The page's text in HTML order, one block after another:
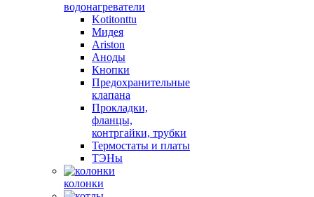
водонагреватели
Kotitonttu
Мидея
Ariston
Аноды
Кнопки
Предохранительные
клапана
Прокладки,
фланцы,
контргайки, трубки
Термостаты и платы
ТЭНы
колонки